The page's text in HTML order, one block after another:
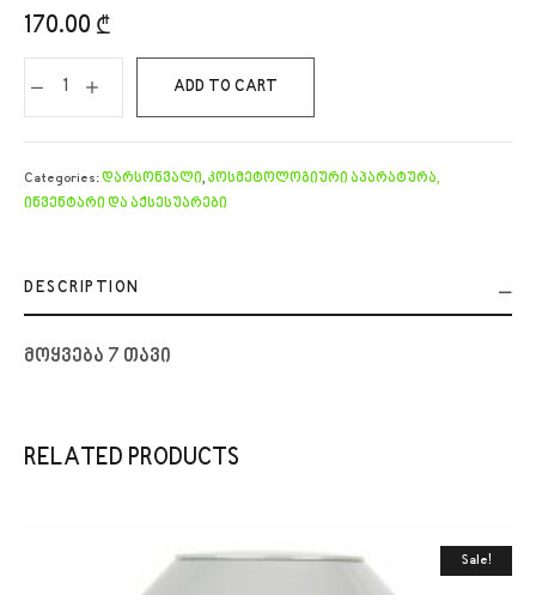
170.00 ₾
ADD TO CART
Categories:დარსონვალი, კოსმეტოლოგიური აპარატურა,
ინვენტარი და აქსესუარები
DESCRIPTION
მოყვება 7 თავი
RELATED PRODUCTS
Sale!